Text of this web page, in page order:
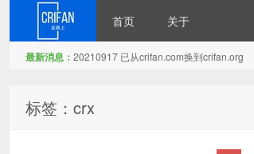
首页 关于
最新消息： 20210917 已从crifan.com换到crifan.org
标签：crx